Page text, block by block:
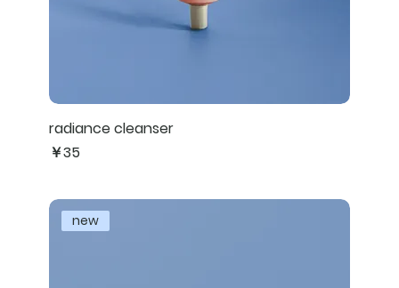
radiance cleanser
価格
￥35
new